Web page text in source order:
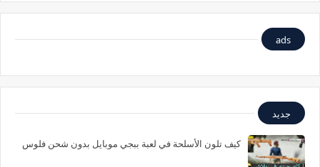
ads
جديد
كيف تلون الأسلحة في لعبة ببجي موبايل بدون شحن فلوس